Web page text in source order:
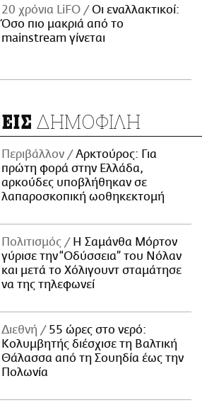
20 χρόνια LiFO
Οι εναλλακτικοί:
Όσο πιο μακριά από το
mainstream γίνεται
ΔΗΜΟΦΙΛΗ
Περιβάλλον
Αρκτούρος: Για
πρώτη φορά στην Ελλάδα,
αρκούδες υποβλήθηκαν σε
λαπαροσκοπική ωοθηκεκτομή
Πολιτισμός
Η Σαμάνθα Μόρτον
γύρισε την “Οδύσσεια” του Νόλαν
και μετά το Χόλιγουντ σταμάτησε
να της τηλεφωνεί
Διεθνή
55 ώρες στο νερό:
Κολυμβητής διέσχισε τη Βαλτική
Θάλασσα από τη Σουηδία έως την
Πολωνία